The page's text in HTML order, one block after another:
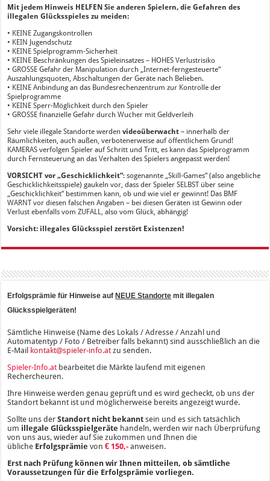
Mit jedem Hinweis HELFEN Sie anderen Spielern, die Gefahren des
illegalen Glücksspieles zu meiden:
• KEINE Zugangskontrollen
• KEIN Jugendschutz
• KEINE Spielprogramm-Sicherheit
• KEINE Beschränkungen des Spieleinsatzes – HOHES Verlustrisiko
• GROSSE Gefahr der Manipulation durch „Internet-ferngesteuerte“
Auszahlungsquoten, Abschaltungen der Geräte nach Belieben.
• KEINE Anbindung an das Bundesrechenzentrum zur Kontrolle der
Spielprogramme
• KEINE Sperr-Möglichkeit durch den Spieler
• GROSSE finanzielle Gefahr durch Wucher mit Geldverleih
Sehr viele illegale Standorte werdenvideoüberwacht– innerhalb der
Räumlichkeiten, auch außen, verbotenerweise auf öffentlichem Grund!
KAMERAS verfolgen Spieler auf Schritt und Tritt, es kann das Spielprogramm
durch Fernsteuerung an das Verhalten des Spielers angepasst werden!
VORSICHT vor „Geschicklichkeit“: sogenannte „Skill-Games“ (also angebliche
Geschicklichkeitsspiele) gaukeln vor, dass der Spieler SELBST über seine
„Geschicklichkeit“ bestimmen kann, ob und wie viel er gewinnt! Das BMF
WARNT vor diesen falschen Angaben – bei diesen Geräten ist Gewinn oder
Verlust ebenfalls vom ZUFALL, also vom Glück, abhängig!
Vorsicht: illegales Glücksspiel zerstört Existenzen!
Erfolgsprämie für Hinweise aufNEUE Standorte mit illegalen
Glücksspielgeräten!
Sämtliche Hinweise (Name des Lokals / Adresse / Anzahl und
Automatentyp / Foto / Betreiber falls bekannt) sind ausschließlich an die
E-Mail kontakt@spieler-info.atzu senden.
Spieler-Info.atbearbeitet die Märkte laufend mit eigenen
Rechercheuren.
Ihre Hinweise werden genau geprüft und es wird gecheckt, ob uns der
Standort bekannt ist und möglicherweise bereits angezeigt wurde.
Sollte uns derStandort nicht bekanntsein und es sich tatsächlich
um illegale Glücksspielgeräte handeln, werden wir nach Überprüfung
von uns aus, wieder auf Sie zukommen und Ihnen die
übliche Erfolgsprämievon € 150,- anweisen.
Erst nach Prüfung können wir Ihnen mitteilen, ob sämtliche
Voraussetzungen für die Erfolgsprämie vorliegen.